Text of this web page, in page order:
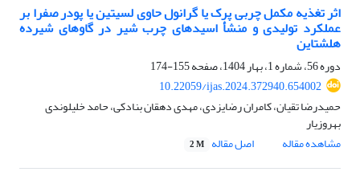
اثر تغذیه مکمل‌ چربی پرک یا گرانول حاوی لسیتین یا پودر صفرا بر
عملکرد تولیدی و منشأ اسیدهای چرب شیر در گاوهای شیرده
هلشتاین
دوره 56، شماره 1، بهار 1404، صفحه
155-174
10.22059/ijas.2024.372940.654002
حمیدرضا تقیان، کامران رضایزدی، مهدی دهقان بنادکی، حامد خلیلوندی
بهروزیار
مشاهده مقاله
اصل مقاله 2 M